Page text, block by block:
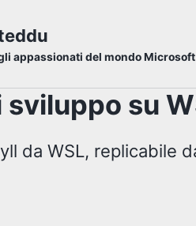
appassionati del mondo
su
da WSL, replicabile